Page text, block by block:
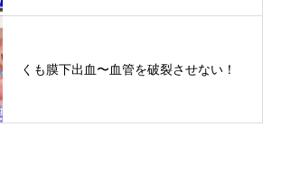
くも膜下出血〜血管を破裂させない！